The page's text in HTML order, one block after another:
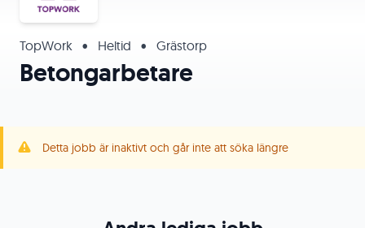
TopWork • Heltid • Grästorp
Betongarbetare
Detta jobb är inaktivt och går inte att söka längre